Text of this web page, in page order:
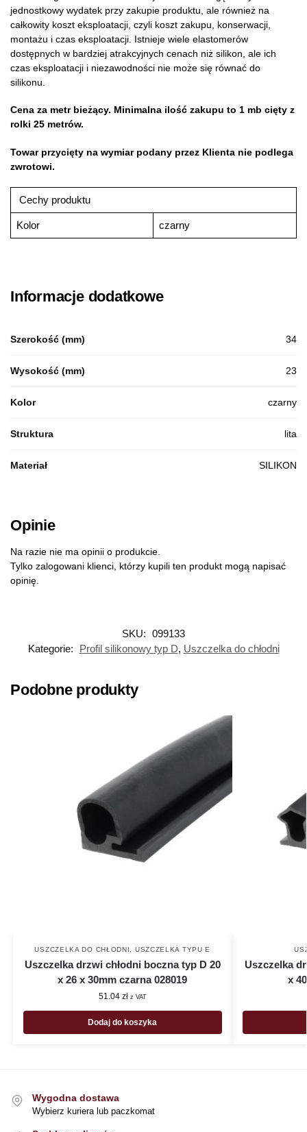
jednostkowy wydatek przy zakupie produktu, ale również na
całkowity koszt eksploatacji, czyli koszt zakupu, konserwacji,
montażu i czas eksploatacji. Istnieje wiele elastomerów
dostępnych w bardziej atrakcyjnych cenach niż silikon, ale ich
czas eksploatacji i niezawodności nie może się równać do
silikonu.
Cena za metr bieżący. Minimalna ilość zakupu to 1 mb cięty z
rolki 25 metrów.
Towar przycięty na wymiar podany przez Klienta nie podlega
zwrotowi.
Cechy produktu
Kolor czarny
Informacje dodatkowe
Szerokość (mm) 34
Wysokość (mm) 23
Kolor czarny
Struktura lita
Materiał SILIKON
Opinie
Na razie nie ma opinii o produkcie.
Tylko zalogowani klienci, którzy kupili ten produkt mogą napisać
opinię.
SKU: 099133
Kategorie:
Profil silikonowy typ D, Uszczelka do chłodni
Podobne produkty
USZCZELKA DO CHŁODNI USZCZELKA TYPU E
Uszczelka drzwi chłodni boczna typ D 20
x 26 x 30mm czarna 028019
51.04 zł z VAT
Dodaj do koszyka
Uszczelka
x
Wygodna dostawa
Wybierz kuriera lub paczkomat